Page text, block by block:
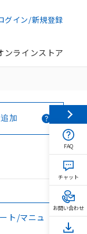
グイン/新規登録
ンラインストア
加
ト/マニュ
FAQ
チャット
お問い合わせ